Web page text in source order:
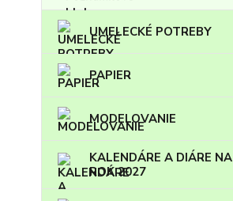
UMELECKÉ POTREBY
PAPIER
MODELOVANIE
KALENDÁRE A DIÁRE NA
ROK 2027